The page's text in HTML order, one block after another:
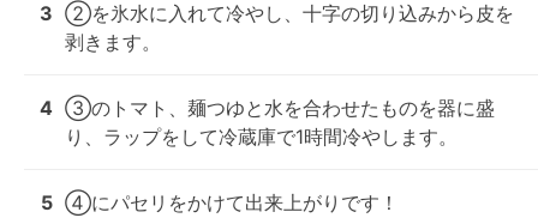
3 ②を氷水に入れて冷やし、十字の切り込みから皮を
剥きます。
4 ③のトマト、麺つゆと水を合わせたものを器に盛
り、ラップをして冷蔵庫で1時間冷やします。
5 ④にパセリをかけて出来上がりです！